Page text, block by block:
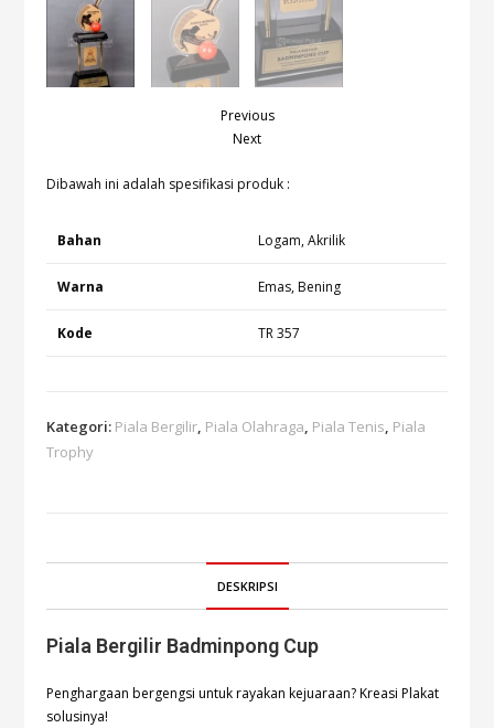
Previous
Next
Dibawah ini adalah spesifikasi produk :
Bahan Logam, Akrilik
Warna Emas, Bening
Kode TR 357
Kategori: Piala Bergilir, Piala Olahraga, Piala Tenis, Piala
Trophy
DESKRIPSI
Piala Bergilir Badminpong Cup
Penghargaan bergengsi untuk rayakan kejuaraan? Kreasi Plakat
solusinya!